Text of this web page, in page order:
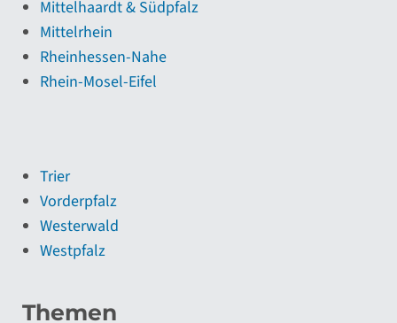
Mittelhaardt & Südpfalz
Mittelrhein
Rheinhessen-Nahe
Rhein-Mosel-Eifel
Trier
Vorderpfalz
Westerwald
Westpfalz
Themen